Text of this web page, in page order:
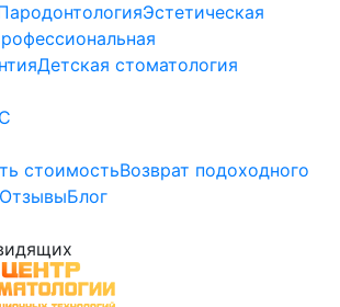
Эстетическая
Детская стоматология
стоимостьВозврат подоходного
ОтзывыБлог